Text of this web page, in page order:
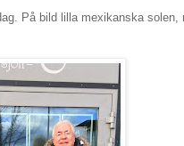
På bild lilla mexikanska solen,